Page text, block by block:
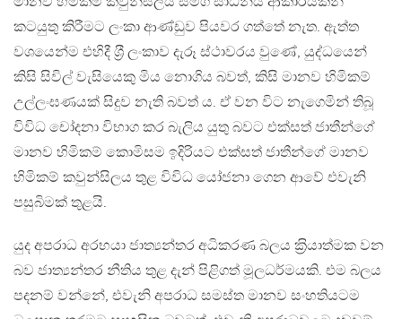
කටයුතු කිරීමට ලංකා ආණ්ඩුව පියවර ගත්තේ නැත. ඇත්ත
වශයෙන්ම එහිදී ශ‍්‍රී ලංකාව දැරූ ස්ථාවරය වුණේ, යුද්ධයෙන්
කිසි සිවිල් වැසියෙකු මිය නොගිය බවත්, කිසි මානව හිමිකම්
උල්ලංඝණයක් සිදුව නැති බවත් ය. ඒ වන විට නැගෙමින් තිබූ
විවිධ චෝදනා විභාග කර බැලිය යුතු බවට එක්සත් ජාතීන්ගේ
මානව හිමිකම් කොමිසම ඉදිරියට එක්සත් ජාතීන්ගේ මානව
හිමිකම් කවුන්සිලය තුළ විවිධ යෝජනා ගෙන ආවේ එවැනි
පසුබිමක් තුළයි.
යුද අපරාධ අරභයා ජාත්‍යන්තර අධිකරණ බලය ක‍්‍රියාත්මක වන
බව ජාත්‍යන්තර නීතිය තුළ දැන් පිළිගත් මූලධර්මයකි. එම බලය
පදනම් වන්නේ, එවැනි අපරාධ සමස්ත මානව සංහතියටම